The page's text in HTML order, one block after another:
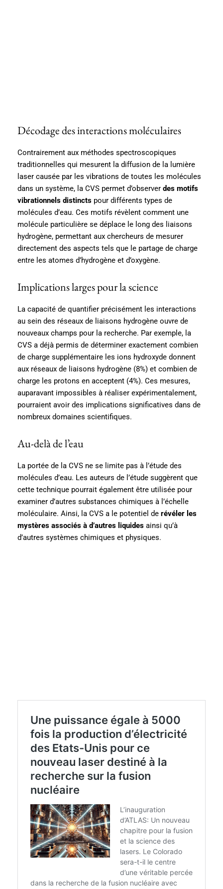
Décodage des interactions moléculaires
Contrairement aux méthodes spectroscopiques
traditionnelles qui mesurent la diffusion de la lumière
laser causée par les vibrations de toutes les molécules
dans un système, la CVS permet d’observer des motifs
vibrationnels distincts pour différents types de
molécules d’eau. Ces motifs révèlent comment une
molécule particulière se déplace le long des liaisons
hydrogène, permettant aux chercheurs de mesurer
directement des aspects tels que le partage de charge
entre les atomes d’hydrogène et d’oxygène.
Implications larges pour la science
La capacité de quantifier précisément les interactions
au sein des réseaux de liaisons hydrogène ouvre de
nouveaux champs pour la recherche. Par exemple, la
CVS a déjà permis de déterminer exactement combien
de charge supplémentaire les ions hydroxyde donnent
aux réseaux de liaisons hydrogène (8%) et combien de
charge les protons en acceptent (4%). Ces mesures,
auparavant impossibles à réaliser expérimentalement,
pourraient avoir des implications significatives dans de
nombreux domaines scientifiques.
Au-delà de l’eau
La portée de la CVS ne se limite pas à l’étude des
molécules d’eau. Les auteurs de l’étude suggèrent que
cette technique pourrait également être utilisée pour
examiner d’autres substances chimiques à l’échelle
moléculaire. Ainsi, la CVS a le potentiel de révéler les
mystères associés à d’autres liquides ainsi qu’à
d’autres systèmes chimiques et physiques.